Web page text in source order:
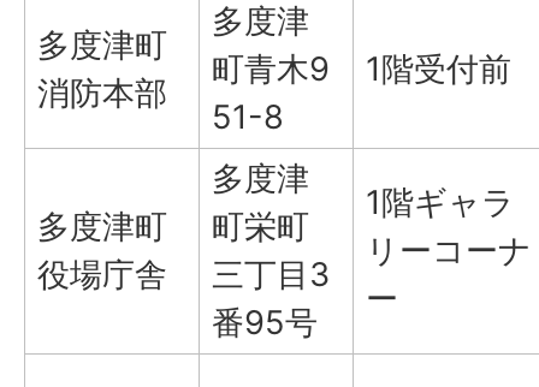
多度津町
消防本部
多度津
町青木9
51-8
1階受付前
多度津町
役場庁舎
多度津
町栄町
三丁目3
番95号
1階ギャラ
リーコーナ
ー